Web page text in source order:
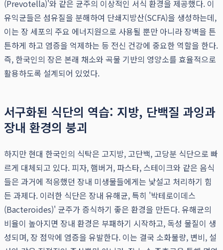
(Prevotella)'와 같은 균주의 이상적인 서식 환경을 제공했다. 이
유익균들은 섬유질을 분해하여 단쇄지방산(SCFA)을 생성하는데,
이는 장 세포의 주요 에너지원으로 사용될 뿐만 아니라 장벽을 튼
튼하게 하고 염증을 억제하는 등 전신 건강에 중요한 역할을 한다.
즉, 한국인의 장은 본래 채소와 곡물 기반의 영양소를 효율적으로
활용하도록 설계되어 있었다.
서구화된 식단의 역습: 지방, 단백질 과잉과
장내 환경의 붕괴
하지만 현대 한국인의 식탁은 고지방, 고단백, 고당분 식단으로 빠
르게 대체되고 있다. 피자, 햄버거, 파스타, 스테이크와 같은 음식
들은 과거에 적응했던 장내 미생물들에게는 낯설고 처리하기 힘
든 과제다. 이러한 식단은 장내 유해균, 특히 '박테로이데스
(Bacteroides)' 균주가 증식하기 좋은 환경을 만든다. 유해균의
비율이 높아지면 장내 환경은 부패하기 시작하고, 독성 물질이 생
성되며, 장 점막에 염증을 유발한다. 이는 결국 소화불량, 변비, 설